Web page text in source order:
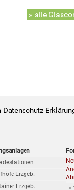
» alle
Datenschutz
Erzgeb.
Erzgeb.
»